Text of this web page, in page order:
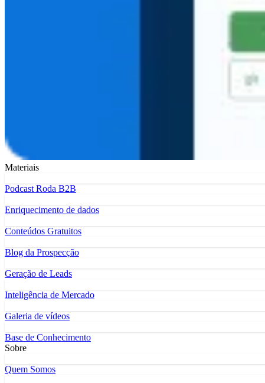
Materiais
Podcast Roda B2B
Enriquecimento de dados
Conteúdos Gratuitos
Blog da Prospecção
Geração de Leads
Inteligência de Mercado
Galeria de vídeos
Base de Conhecimento
Sobre
Quem Somos